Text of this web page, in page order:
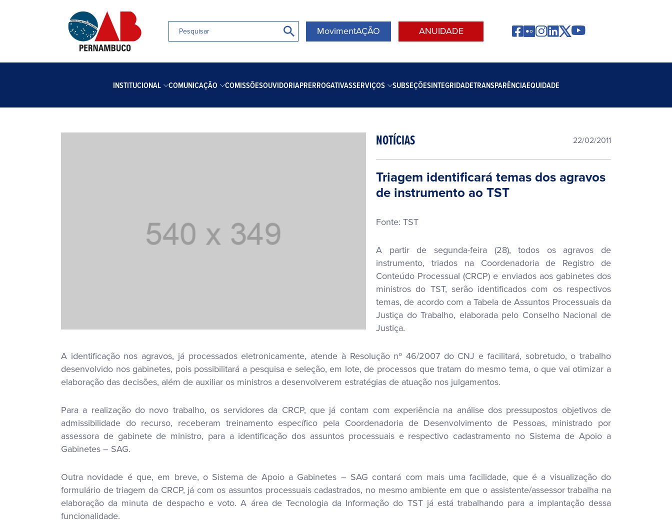
MovimentAÇÃO ANUIDADE
INSTITUCIONAL COMUNICAÇÃO COMISSÕESOUVIDORIAPRERROGATIVASSERVIÇOS SUBSEÇÕESINTEGRIDADETRANSPARÊNCIAEQUIDADE
NOTÍCIAS 22/02/2011
Triagem identificará temas dos agravos
de instrumento ao TST
Fonte: TST
A partir de segunda-feira (28), todos os agravos de
instrumento, triados na Coordenadoria de Registro de
Conteúdo Processual (CRCP) e enviados aos gabinetes dos
ministros do TST, serão identificados com os respectivos
temas, de acordo com a Tabela de Assuntos Processuais da
Justiça do Trabalho, elaborada pelo Conselho Nacional de
Justiça.
A identificação nos agravos, já processados eletronicamente, atende à Resolução nº 46/2007 do CNJ e facilitará, sobretudo, o trabalho
desenvolvido nos gabinetes, pois possibilitará a pesquisa e seleção, em lote, de processos que tratam do mesmo tema, o que vai otimizar a
elaboração das decisões, além de auxiliar os ministros a desenvolverem estratégias de atuação nos julgamentos.
Para a realização do novo trabalho, os servidores da CRCP, que já contam com experiência na análise dos pressupostos objetivos de
admissibilidade do recurso, receberam treinamento específico pela Coordenadoria de Desenvolvimento de Pessoas, ministrado por
assessora de gabinete de ministro, para a identificação dos assuntos processuais e respectivo cadastramento no Sistema de Apoio a
Gabinetes – SAG.
Outra novidade é que, em breve, o Sistema de Apoio a Gabinetes – SAG contará com mais uma facilidade, que é a visualização do
formulário de triagem da CRCP, já com os assuntos processuais cadastrados, no mesmo ambiente em que o assistente/assessor trabalha na
elaboração da minuta de despacho e voto. A área de Tecnologia da Informação do TST já está trabalhando para a implantação dessa
funcionalidade.